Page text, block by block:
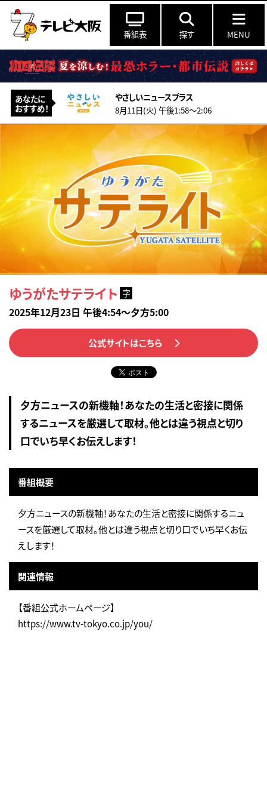
番組表 探す MENU
あなたに
おすすめ！
やさしいニュースプラス
8月11日(火) 午後1:58〜2:06
ゆうがたサテライト 字
2025年12月23日 午後4:54～夕方5:00
公式サイトはこちら
夕方ニュースの新機軸！あなたの生活と密接に関係
するニュースを厳選して取材。他とは違う視点と切り
口でいち早くお伝えします！
番組概要
夕方ニュースの新機軸！あなたの生活と密接に関係するニュ
ースを厳選して取材。他とは違う視点と切り口でいち早くお伝
えします！
関連情報
【番組公式ホームページ】
https://www.tv-tokyo.co.jp/you/